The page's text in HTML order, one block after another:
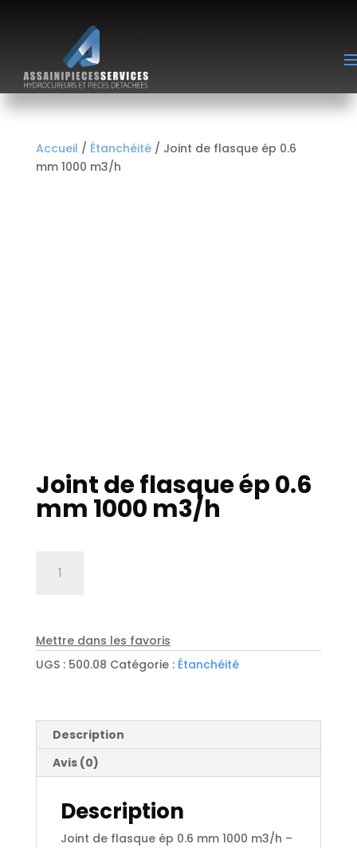
Accueil / Étanchéité/ Joint de flasque ép 0.6
mm 1000 m3/h
Joint de flasque ép 0.6
mm 1000 m3/h
flasque
ép
0.6
m3/h
Mettre dans les favoris
UGS : 500.08 Catégorie : Étanchéité
Description
Avis (0)
Description
Joint de flasque ép 0.6 mm 1000 m3/h –